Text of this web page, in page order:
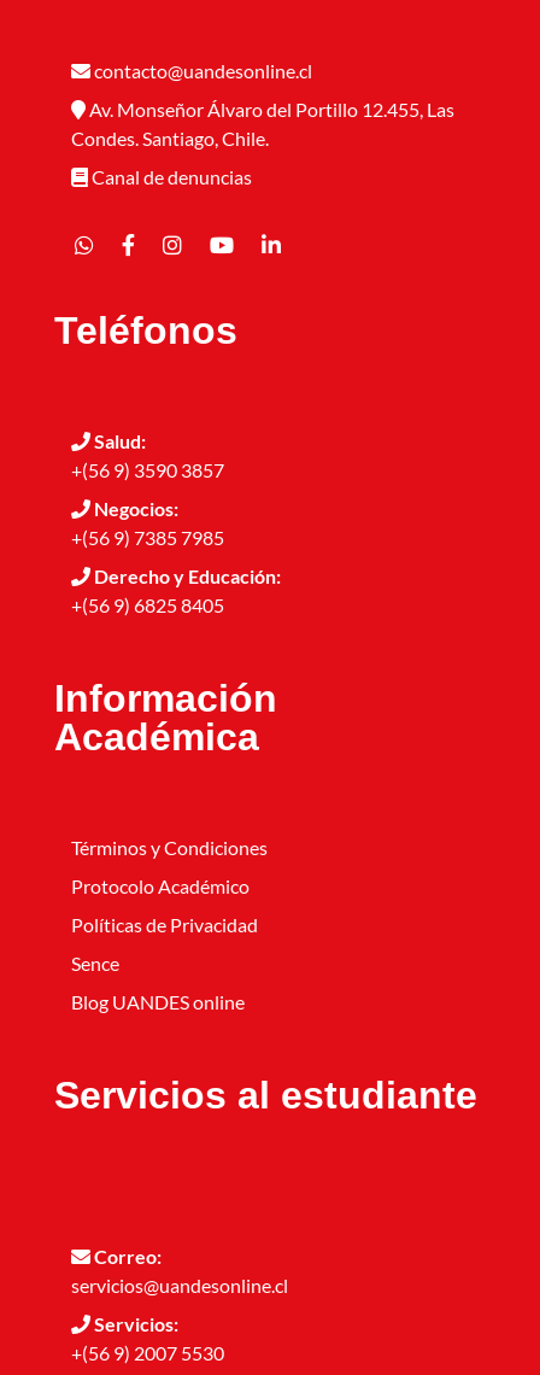
contacto@uandesonline.cl
Av. Monseñor Álvaro del Portillo 12.455, Las
Condes. Santiago, Chile.
Canal de denuncias
Teléfonos
Salud:
+(56 9) 3590 3857
Negocios:
+(56 9) 7385 7985
Derecho y Educación:
+(56 9) 6825 8405
Información
Académica
Términos y Condiciones
Protocolo Académico
Políticas de Privacidad
Sence
Blog UANDES online
Servicios al estudiante
Correo:
servicios@uandesonline.cl
Servicios:
+(56 9) 2007 5530